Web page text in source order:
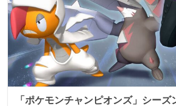
「ポケモンチャンピオンズ」シーズ